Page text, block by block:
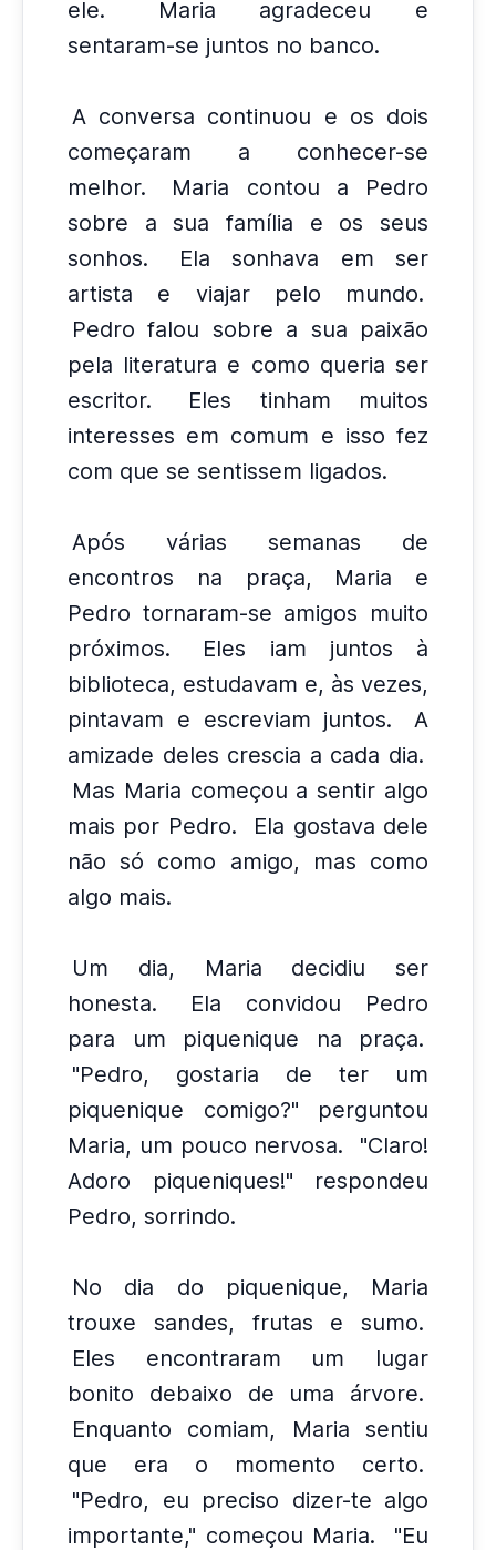
ele.
Maria agradeceu e
sentaram-se juntos no banco.
A conversa continuou e os dois
começaram a conhecer-se
melhor.
Maria contou a Pedro
sobre a sua família e os seus
sonhos.
Ela sonhava em ser
artista e viajar pelo mundo.
Pedro falou sobre a sua paixão
pela literatura e como queria ser
escritor.
Eles tinham muitos
interesses em comum e isso fez
com que se sentissem ligados.
Após várias semanas de
encontros na praça, Maria e
Pedro tornaram-se amigos muito
próximos.
Eles iam juntos à
biblioteca, estudavam e, às vezes,
pintavam e escreviam juntos.
A
amizade deles crescia a cada dia.
Mas Maria começou a sentir algo
mais por Pedro.
Ela gostava dele
não só como amigo, mas como
algo mais.
Um dia, Maria decidiu ser
honesta.
Ela convidou Pedro
para um piquenique na praça.
"Pedro, gostaria de ter um
piquenique comigo?" perguntou
Maria, um pouco nervosa.
"Claro!
Adoro piqueniques!" respondeu
Pedro, sorrindo.
No dia do piquenique, Maria
trouxe sandes, frutas e sumo.
Eles encontraram um lugar
bonito debaixo de uma árvore.
Enquanto comiam, Maria sentiu
que era o momento certo.
"Pedro, eu preciso dizer-te algo
importante," começou Maria.
"Eu